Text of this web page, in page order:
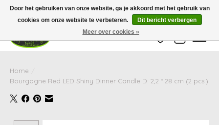
Wij zijn gesloten van 24 december tot en met 25 januari. Houd er rekening mee
dat de levertijd van uw bestelling in deze periode langer kan zijn dan
gebruikelijk.
Verlanglijst
Home
Bourgogne Red LED Shiny Dinner Candle D: 2,2 * 28 cm (2 pcs.)
Door het gebruiken van onze website, ga je akkoord met het gebruik van
cookies om onze website te verbeteren.
Dit bericht verbergen
Meer over cookies »